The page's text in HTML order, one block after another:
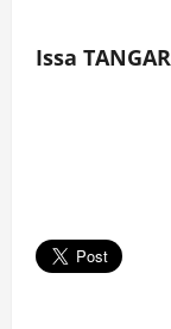
Issa